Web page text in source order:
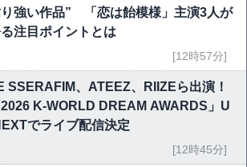
強い作品” 「恋は飴模様」主演3人が
注目ポイントとは
[12時57分]
SSERAFIM、ATEEZ、RIIZEら出演！
2026 K-WORLD DREAM AWARDS」U
でライブ配信決定
[12時45分]